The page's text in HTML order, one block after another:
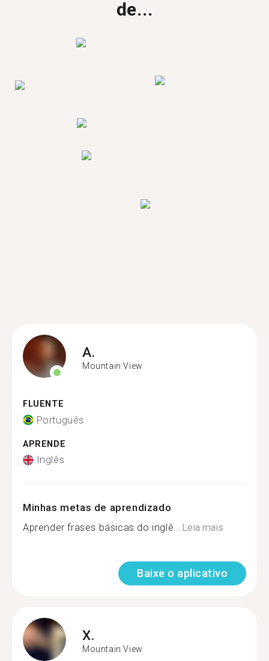
de...
A.
Mountain View
FLUENTE
Português
APRENDE
Inglês
Minhas metas de aprendizado
Aprender frases básicas do inglê...Leia mais
Baixe o aplicativo
X.
Mountain View